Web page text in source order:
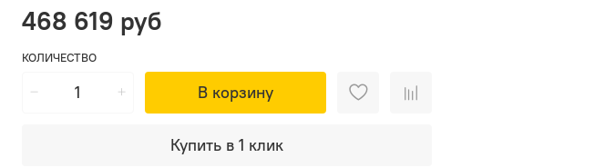
468 619 руб
КОЛИЧЕСТВО
В корзину
Купить в 1 клик